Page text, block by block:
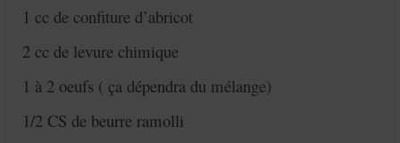
1 cc de confiture d’abricot
2 cc de levure chimique
1 à 2 oeufs ( ça dépendra du mélange)
1/2 CS de beurre ramolli